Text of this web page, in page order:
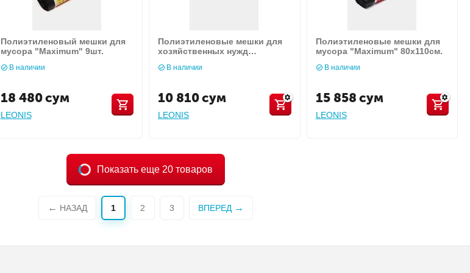
Полиэтиленовый мешки для
мусора "Maximum" 9шт.
В наличии
18 480сум
LEONIS
Полиэтиленовые мешки для
хозяйственных нужд
В наличии
10 810сум
LEONIS
Полиэтиленовые мешки для
мусора "Maximum" 80х110см.
В наличии
15 858 сум
LEONIS
Показать еще 20 товаров
НАЗАД 1 2 3 ВПЕРЕД